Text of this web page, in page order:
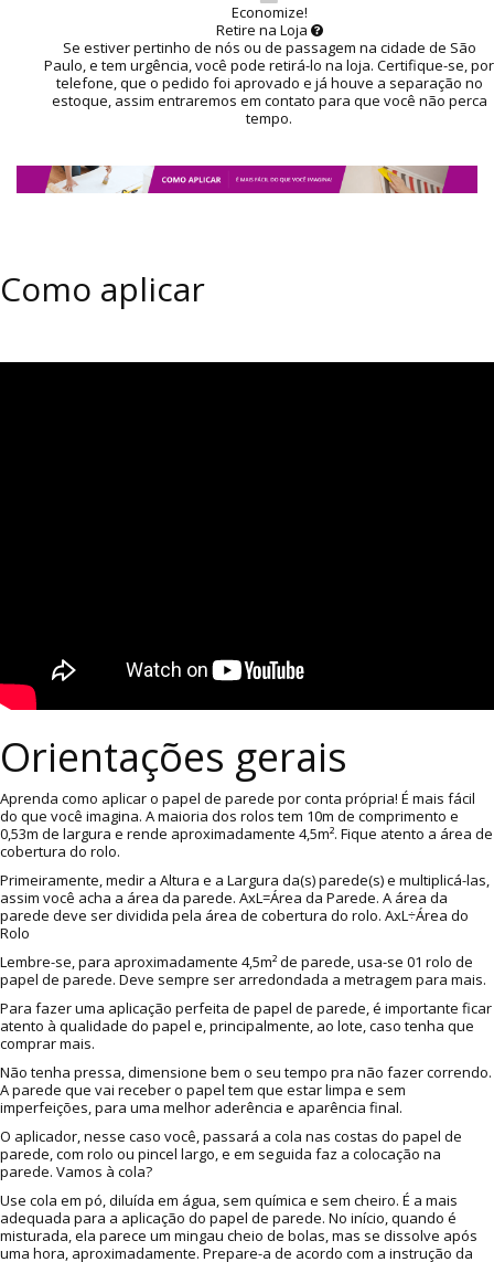
Economize!
Retire na Loja
Se estiver pertinho de nós ou de passagem na cidade de São
Paulo, e tem urgência, você pode retirá-lo na loja. Certifique-se, por
telefone, que o pedido foi aprovado e já houve a separação no
estoque, assim entraremos em contato para que você não perca
tempo.
Como aplicar
Orientações gerais
Aprenda como aplicar o papel de parede por conta própria! É mais fácil
do que você imagina. A maioria dos rolos tem 10m de comprimento e
0,53m de largura e rende aproximadamente 4,5m². Fique atento a área de
cobertura do rolo.
Primeiramente, medir a Altura e a Largura da(s) parede(s) e multiplicá-las,
assim você acha a área da parede. AxL=Área da Parede. A área da
parede deve ser dividida pela área de cobertura do rolo. AxL÷Área do
Rolo
Lembre-se, para aproximadamente 4,5m² de parede, usa-se 01 rolo de
papel de parede. Deve sempre ser arredondada a metragem para mais.
Para fazer uma aplicação perfeita de papel de parede, é importante ficar
atento à qualidade do papel e, principalmente, ao lote, caso tenha que
comprar mais.
Não tenha pressa, dimensione bem o seu tempo pra não fazer correndo.
A parede que vai receber o papel tem que estar limpa e sem
imperfeições, para uma melhor aderência e aparência final.
O aplicador, nesse caso você, passará a cola nas costas do papel de
parede, com rolo ou pincel largo, e em seguida faz a colocação na
parede. Vamos à cola?
Use cola em pó, diluída em água, sem química e sem cheiro. É a mais
adequada para a aplicação do papel de parede. No início, quando é
misturada, ela parece um mingau cheio de bolas, mas se dissolve após
uma hora, aproximadamente. Prepare-a de acordo com a instrução da